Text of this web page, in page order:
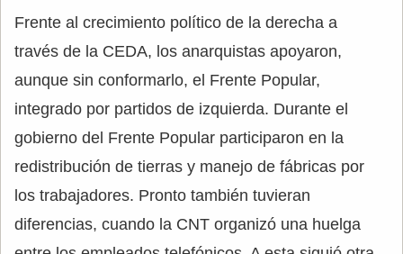
Frente al crecimiento político de la derecha a
través de la CEDA, los anarquistas apoyaron,
aunque sin conformarlo, el Frente Popular,
integrado por partidos de izquierda. Durante el
gobierno del Frente Popular participaron en la
redistribución de tierras y manejo de fábricas por
los trabajadores. Pronto también tuvieran
diferencias, cuando la CNT organizó una huelga